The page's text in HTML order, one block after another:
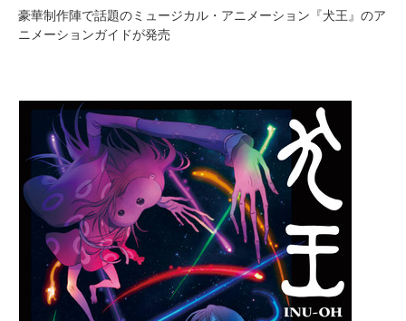
豪華制作陣で話題のミュージカル・アニメーション『犬王』のア
ニメーションガイドが発売